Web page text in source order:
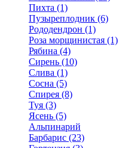
Пихта (1)
Пузыреплодник (6)
Рододендрон (1)
Роза морщинистая (1)
Рябина (4)
Сирень (10)
Слива (1)
Сосна (5)
Спирея (8)
Туя (3)
Ясень (5)
Альпинарий
Барбарис (23)